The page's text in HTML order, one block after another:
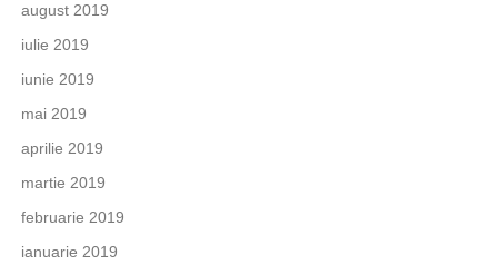
august 2019
iulie 2019
iunie 2019
mai 2019
aprilie 2019
martie 2019
februarie 2019
ianuarie 2019